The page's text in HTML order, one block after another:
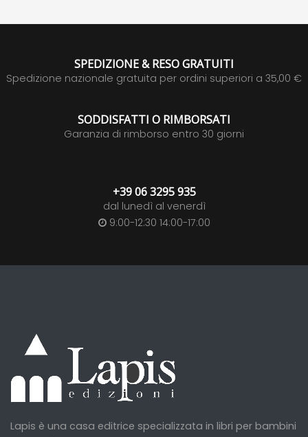
SPEDIZIONE & RESO GRATUITI
Spedizione nazionale gratuita per ordini superiori a 35,00 €
SODDISFATTI O RIMBORSATI
Garanzia di rimborso entro 30 giorni
+39 06 3295 935
dal lunedì al venerdì
9:00-12:30 14:00-17:00
Lapis è una casa editrice specializzata in libri per bambini